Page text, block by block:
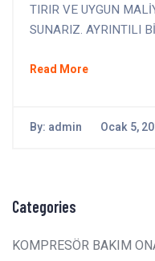
TIRIR VE UYGUN
SUNARIZ. AYRINTILI
Read More
By: admin Ocak 5,
Categories
KOMPRESÖR BAKIM